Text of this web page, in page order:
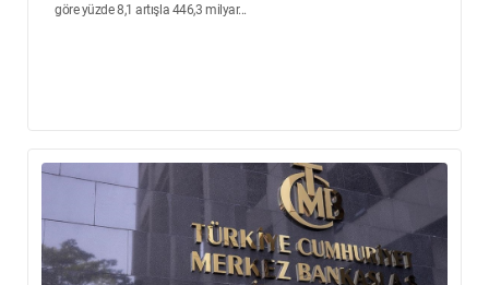
göre yüzde 8,1 artışla 446,3 milyar...